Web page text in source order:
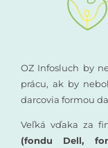
Rané
Vzdelávanie
OZ Infosluch by
prácu, ak by
darcovia formou
Veľká vďaka za
(fondu Dell,